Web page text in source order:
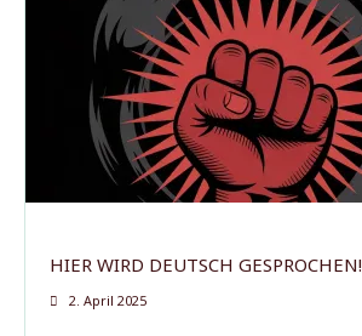
HIER WIRD DEUTSCH GESPROCHEN!
2. April 2025